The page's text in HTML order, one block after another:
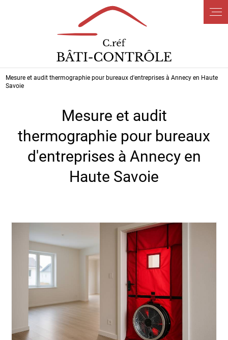
Mesure et audit thermographie pour bureaux d'entreprises à Annecy en Haute
Savoie
Mesure et audit
thermographie pour bureaux
d'entreprises à Annecy en
Haute Savoie
Panneau de gestion des cookies